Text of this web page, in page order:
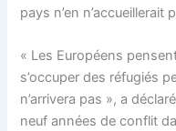
pays n’en n’accueillerait
« Les Européens
s’occuper des réfugiés
n’arrivera pas », a
neuf années de conflit